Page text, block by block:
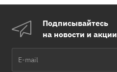
Подписывайтесь
на новости и акции